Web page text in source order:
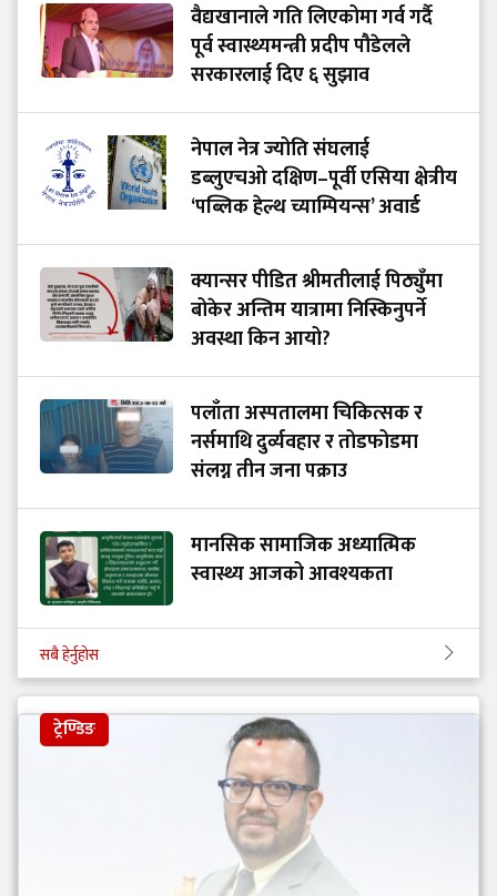
वैद्यखानाले गति लिएकोमा गर्व गर्दै
पूर्व स्वास्थ्यमन्त्री प्रदीप पौडेलले
सरकारलाई दिए ६ सुझाव
नेपाल नेत्र ज्योति संघलाई
डब्लुएचओ दक्षिण–पूर्वी एसिया क्षेत्रीय
‘पब्लिक हेल्थ च्याम्पियन्स’ अवार्ड
क्यान्सर पीडित श्रीमतीलाई पिठ्युँमा
बोकेर अन्तिम यात्रामा निस्किनुपर्ने
अवस्था किन आयो?
पलाँता अस्पतालमा चिकित्सक र
नर्समाथि दुर्व्यवहार र तोडफोडमा
संलग्न तीन जना पक्राउ
मानसिक सामाजिक अध्यात्मिक
स्वास्थ्य आजको आवश्यकता
सबै हेर्नुहोस
ट्रेण्डिङ